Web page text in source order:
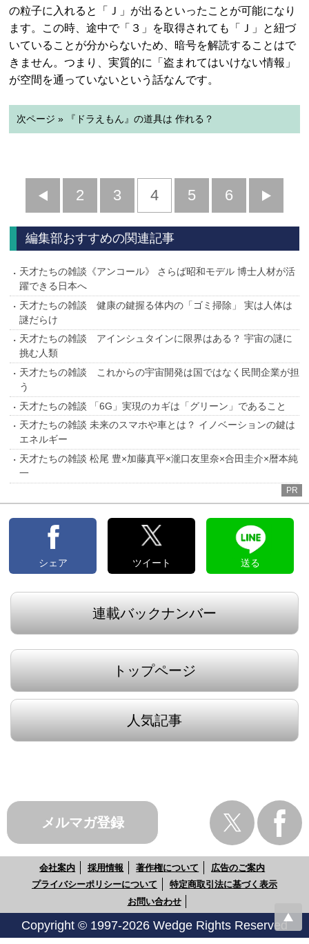
の粒子に入れると「Ｊ」が出るといったことが可能になり
ます。この時、途中で「３」を取得されても「Ｊ」と紐づ
いていることが分からないため、暗号を解読することはで
きません。つまり、実質的に「盗まれてはいけない情報」
が空間を通っていないという話なんです。
次ページ » 『ドラえもん』の道具は 作れる？
前
へ
2 3 4 5 6
へ
編集部おすすめの関連記事
天才たちの雑談《アンコール》 さらば昭和モデル 博士人材が活
躍できる日本へ
天才たちの雑談 健康の鍵握る体内の「ゴミ掃除」 実は人体は
謎だらけ
天才たちの雑談 アインシュタインに限界はある？ 宇宙の謎に
挑む人類
天才たちの雑談 これからの宇宙開発は国ではなく民間企業が担
う
天才たちの雑談 「6G」実現のカギは「グリーン」であること
天才たちの雑談 未来のスマホや車とは？ イノベーションの鍵は
エネルギー
天才たちの雑談 松尾 豊×加藤真平×瀧口友里奈×合田圭介×暦本純
一
PR
シェア ツイート 送る
連載バックナンバー
トップページ
人気記事
メルマガ登録
会社案内 採用情報 著作権について
広告のご案内
プライバシーポリシーについて
特定商取引法に基づく表示
お問い合わせ
Copyright © 1997-2026 Wedge Rights Reserved